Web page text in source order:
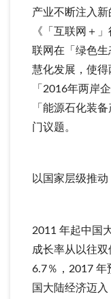
产业不断注入
《「互联网＋
联网在「绿色
慧化发展，使
「2016年两岸
「能源石化装
门议题。
以国家层级推
2011 年起中国
成长率从以往
6.7％，2017 年
国大陆经济迈